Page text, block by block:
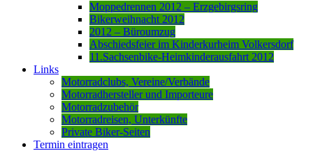
Moppedrennen 2012 – Erzgebirgsring
Bikerweihnacht 2012
2012 – Büroumzug
Abschiedsfeier im Kinderkurheim Volkersdorf
11.Sachsenbike-Heimkinderausfahrt 2012
Links
Motorradclubs, Vereine/Verbände
Motorradhersteller und Importeure
Motorradzubehör
Motorradreisen, Unterkünfte
Private Biker-Seiten
Termin eintragen